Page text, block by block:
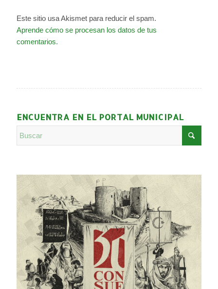
Este sitio usa Akismet para reducir el spam.
Aprende cómo se procesan los datos de tus
comentarios.
ENCUENTRA EN EL PORTAL MUNICIPAL